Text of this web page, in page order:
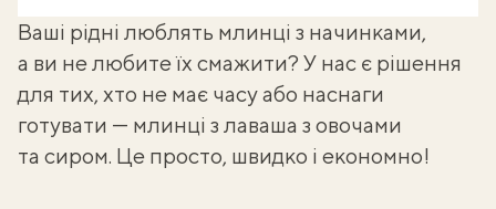
Ваші рідні люблять млинці з начинками,
а ви не любите їх смажити? У нас є рішення
для тих, хто не має часу або наснаги
готувати — млинці з лаваша з овочами
та сиром. Це просто, швидко і економно!